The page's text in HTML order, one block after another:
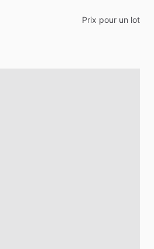
Prix pour un lot